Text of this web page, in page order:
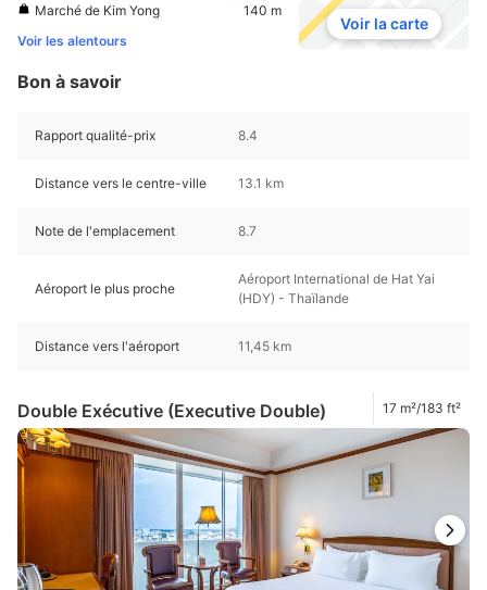
Marché de Kim Yong
140 m
Voir les alentours
Voir la carte
Bon à savoir
Rapport qualité-prix 8.4
Distance vers le centre-ville 13.1 km
Note de l'emplacement 8.7
Aéroport le plus proche
Aéroport International de Hat Yai
(HDY) - Thaïlande
Distance vers l'aéroport 11,45 km
Double Exécutive (Executive Double) 17 m²/183 ft²